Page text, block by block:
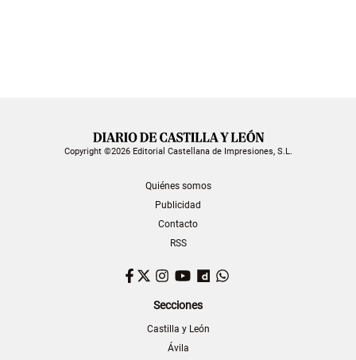
Copyright ©2026 Editorial Castellana de Impresiones, S.L.
Quiénes somos
Publicidad
Contacto
RSS
Facebook
TwitterInstagram
YouTubeDailymotion
Secciones
Castilla y León
Ávila